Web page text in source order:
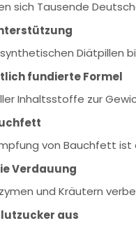
sich Tausende
Diätpillen
fundierte Formel
Inhaltsstoffe zur
von Bauchfett
Verdauung
und Kräutern
aus